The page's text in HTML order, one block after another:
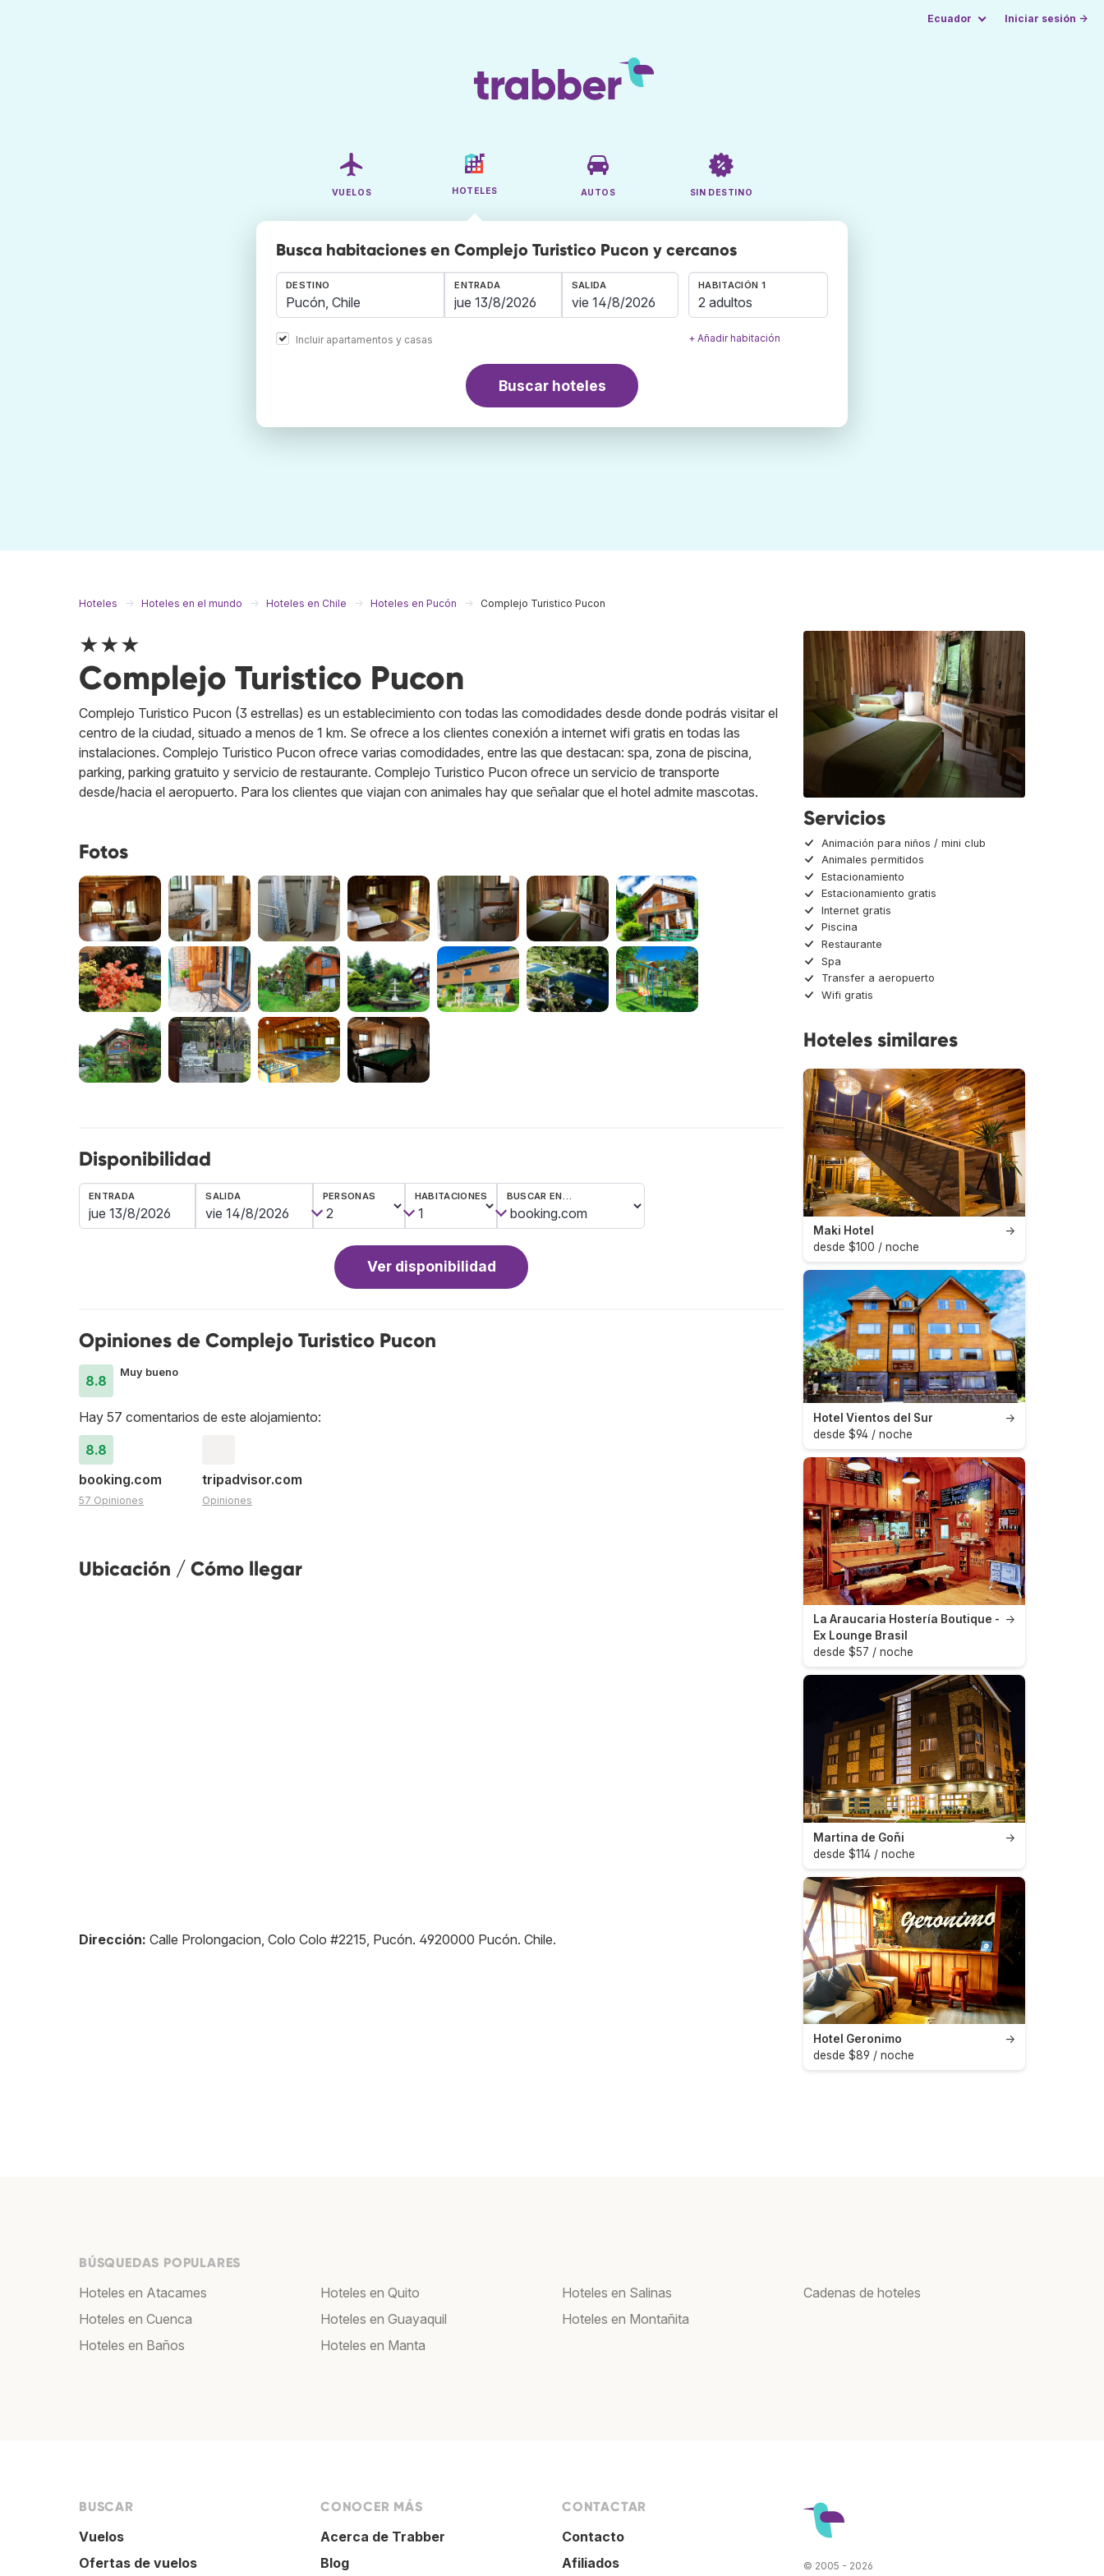
Ecuador Iniciar sesión →
VUELOS HOTELES AUTOS SIN DESTINO
Busca habitaciones en Complejo Turistico Pucon y cercanos
DESTINO
Incluir apartamentos y casas
ENTRADA SALIDA HABITACIÓN 1
2 adultos
+ Añadir habitación
Buscar hoteles
Hoteles Hoteles en el mundo Hoteles en Chile Hoteles en Pucón Complejo Turistico Pucon
★★★
Complejo Turistico Pucon
Complejo Turistico Pucon (3 estrellas) es un establecimiento con todas las comodidades desde donde podrás visitar el
centro de la ciudad, situado a menos de 1 km. Se ofrece a los clientes conexión a internet wifi gratis en todas las
instalaciones. Complejo Turistico Pucon ofrece varias comodidades, entre las que destacan: spa, zona de piscina,
parking, parking gratuito y servicio de restaurante. Complejo Turistico Pucon ofrece un servicio de transporte
desde/hacia el aeropuerto. Para los clientes que viajan con animales hay que señalar que el hotel admite mascotas.
Fotos
Disponibilidad
ENTRADA SALIDA PERSONAS HABITACIONES BUSCAR EN…
Ver disponibilidad
Opiniones de Complejo Turistico Pucon
8.8
Muy bueno
Hay 57 comentarios de este alojamiento:
8.8
booking.com
57 Opiniones
tripadvisor.com
Opiniones
Ubicación / Cómo llegar
Dirección: Calle Prolongacion, Colo Colo #2215, Pucón. 4920000 Pucón. Chile.
Servicios
Animación para niños / mini club
Animales permitidos
Estacionamiento
Estacionamiento gratis
Internet gratis
Piscina
Restaurante
Spa
Transfer a aeropuerto
Wifi gratis
Hoteles similares
→
Maki Hotel
desde $100 / noche
→
Hotel Vientos del Sur
desde $94 / noche
→
La Araucaria Hostería Boutique -
Ex Lounge Brasil
desde $57 / noche
→
Martina de Goñi
desde $114 / noche
→
Hotel Geronimo
desde $89 / noche
BÚSQUEDAS POPULARES
Hoteles en Atacames
Hoteles en Cuenca
Hoteles en Baños
Hoteles en Quito
Hoteles en Guayaquil
Hoteles en Manta
Hoteles en Salinas
Hoteles en Montañita
Cadenas de hoteles
BUSCAR
Vuelos
Ofertas de vuelos
CONOCER MÁS
Acerca de Trabber
Blog
CONTACTAR
Contacto
Afiliados
© 2005 - 2026